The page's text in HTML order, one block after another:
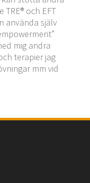
och EFT
använda själv
mig andra
terapier jag
mm vid